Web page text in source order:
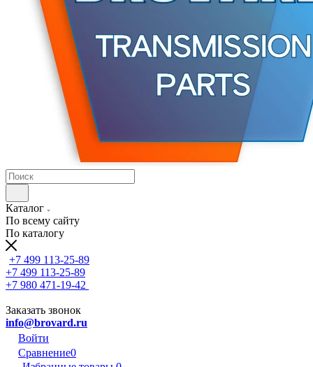
Каталог
По всему сайту
По каталогу
+7 499 113-25-89
+7 499 113-25-89
+7 980 471-19-42
Заказать звонок
info@brovard.ru
Войти
Сравнение0